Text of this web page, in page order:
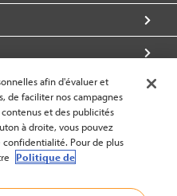
afin d'évaluer et
de faciliter nos campagnes
et des publicités
à droite, vous pouvez
Pour de plus
Politique de